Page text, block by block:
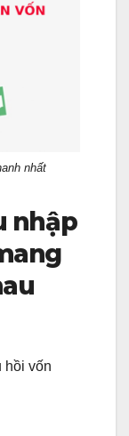
nhất
nhập
hồi vốn